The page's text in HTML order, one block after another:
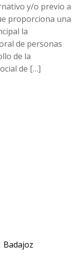
y/o previo a
proporciona una
la
de personas
de la
de […]
Badajoz